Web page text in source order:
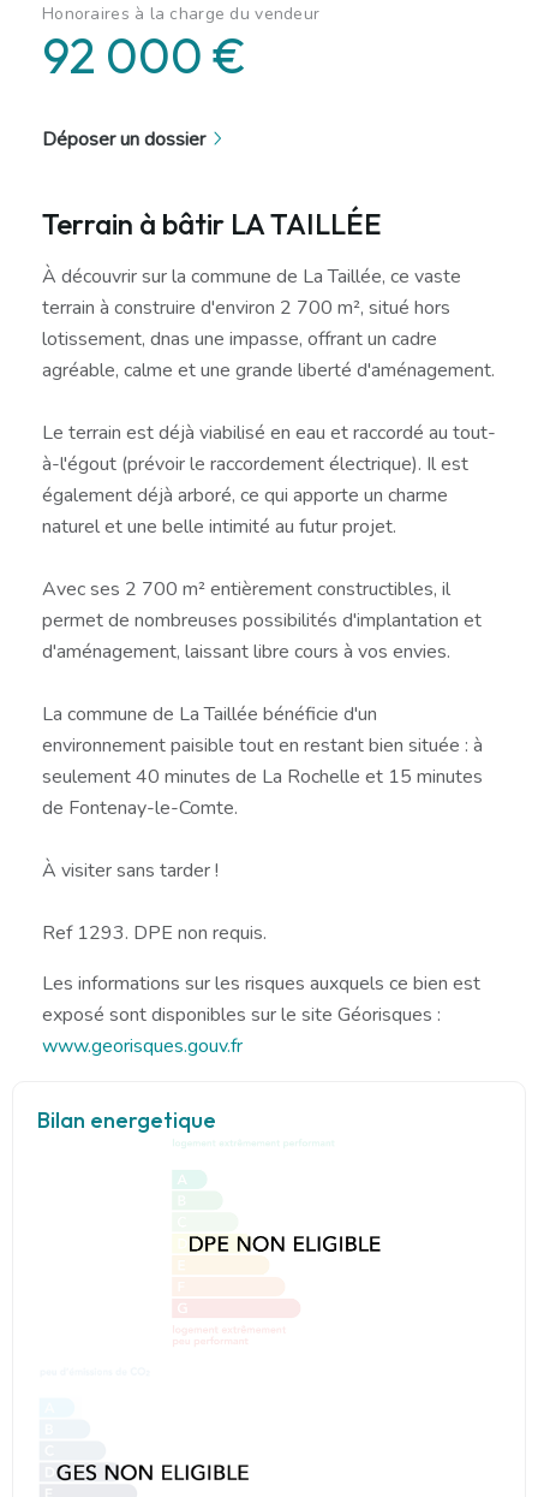
Honoraires à la charge du vendeur
92 000 €
Déposer un dossier
Terrain à bâtir LA TAILLÉE
À découvrir sur la commune de La Taillée, ce vaste
terrain à construire d'environ 2 700 m², situé hors
lotissement, dnas une impasse, offrant un cadre
agréable, calme et une grande liberté d'aménagement.
Le terrain est déjà viabilisé en eau et raccordé au tout-
à-l'égout (prévoir le raccordement électrique). Il est
également déjà arboré, ce qui apporte un charme
naturel et une belle intimité au futur projet.
Avec ses 2 700 m² entièrement constructibles, il
permet de nombreuses possibilités d'implantation et
d'aménagement, laissant libre cours à vos envies.
La commune de La Taillée bénéficie d'un
environnement paisible tout en restant bien située : à
seulement 40 minutes de La Rochelle et 15 minutes
de Fontenay-le-Comte.
À visiter sans tarder !
Ref 1293. DPE non requis.
Les informations sur les risques auxquels ce bien est
exposé sont disponibles sur le site Géorisques :
www.georisques.gouv.fr
Bilan energetique